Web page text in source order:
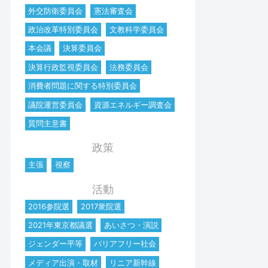
外交防衛委員会
憲法審査会
政治改革特別委員会
文教科学委員会
本会議
決算委員会
決算行政監視委員会
法務委員会
消費者問題に関する特別委員会
議院運営委員会
資源エネルギー調査会
質問主意書
政策
主張 視察
活動
2016参院選
2017衆院選
2021年東京都議選
あいさつ・演説
ジェンダー平等
バリアフリー社会
メディア出演・取材
リニア新幹線